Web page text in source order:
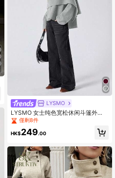
LYSMO
LYSMO 女士纯色宽松休闲斗篷外
套，秋冬
僅剩8件
HK$249.00